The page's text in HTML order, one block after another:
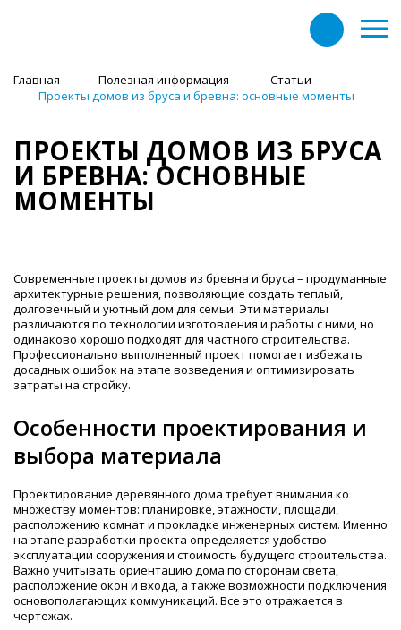
Главная Полезная информация
Статьи
Проекты домов из бруса и бревна: основные моменты
ПРОЕКТЫ ДОМОВ ИЗ БРУСА
И БРЕВНА: ОСНОВНЫЕ
МОМЕНТЫ
Современные проекты домов из бревна и бруса – продуманные
архитектурные решения, позволяющие создать теплый,
долговечный и уютный дом для семьи. Эти материалы
различаются по технологии изготовления и работы с ними, но
одинаково хорошо подходят для частного строительства.
Профессионально выполненный проект помогает избежать
досадных ошибок на этапе возведения и оптимизировать
затраты на стройку.
Особенности проектирования и
выбора материала
Проектирование деревянного дома требует внимания ко
множеству моментов: планировке, этажности, площади,
расположению комнат и прокладке инженерных систем. Именно
на этапе разработки проекта определяется удобство
эксплуатации сооружения и стоимость будущего строительства.
Важно учитывать ориентацию дома по сторонам света,
расположение окон и входа, а также возможности подключения
основополагающих коммуникаций. Все это отражается в
чертежах.